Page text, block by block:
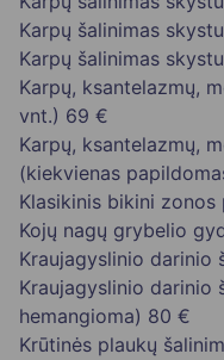
Karpų šalinimas
Karpų šalinimas
Karpų, ksantelazmų,
vnt.) 69 €
Karpų, ksantelazmų,
(kiekvienas
Klasikinis bikini zonos
Kojų nagų grybelio
Kraujagyslinio darinio
Kraujagyslinio darinio
hemangioma) 80 €
Krūtinės plaukų